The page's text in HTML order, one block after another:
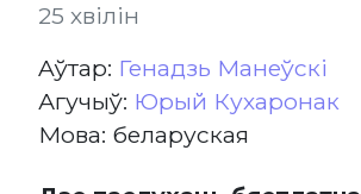
25 хвілін
Aўтар: Генадзь Манеўскі
Агучыў: Юрый Кухаронак
Мова: беларуская